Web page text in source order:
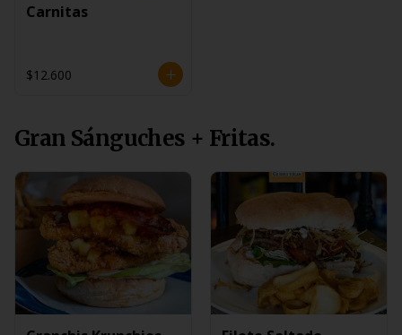
Carnitas
$12.600
Gran Sánguches + Fritas.